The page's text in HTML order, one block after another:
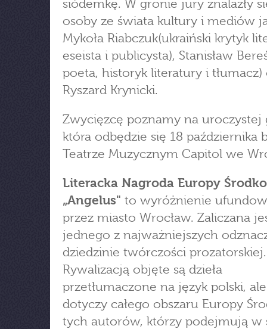
siódemkę. W gronie jury znalazły
osoby ze świata kultury i mediów
Mykoła Riabczuk(ukraiński krytyk
eseista i publicysta), Stanisław
poeta, historyk literatury i tłumacz)
Ryszard Krynicki.
Zwycięzcę poznamy na uroczystej
która odbędzie się 18 października
Teatrze Muzycznym Capitol we
Literacka Nagroda Europy
„Angelus" to wyróżnienie
przez miasto Wrocław. Zaliczana
jednego z najważniejszych
dziedzinie twórczości prozatorskiej.
Rywalizacją objęte są dzieła
przetłumaczone na język polski,
dotyczy całego obszaru Europy
tych autorów, którzy podejmują w